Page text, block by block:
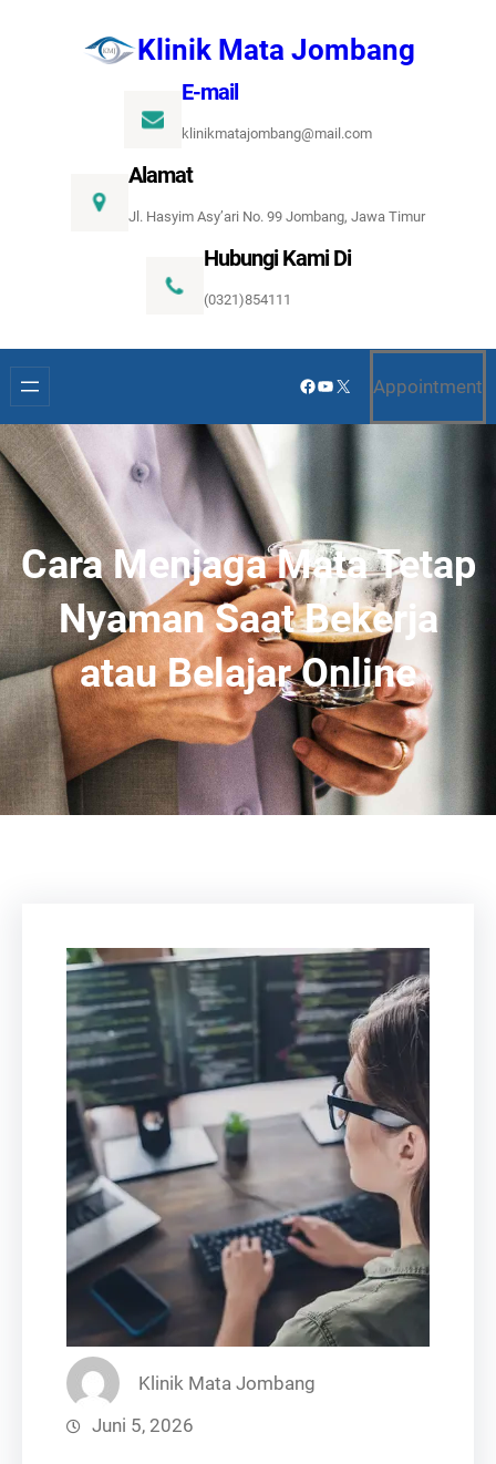
Klinik Mata Jombang
E-mail
klinikmatajombang@mail.com
Alamat
Jl. Hasyim Asy’ari No. 99 Jombang, Jawa Timur
Hubungi Kami Di
(0321)854111
Facebook
YouTube
X Appointment
Cara Menjaga Mata Tetap
Nyaman Saat Bekerja
atau Belajar Online
Klinik Mata Jombang
Juni 5, 2026